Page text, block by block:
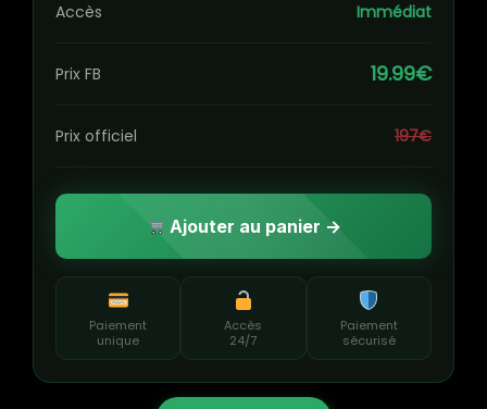
Accès Immédiat
Prix FB 19.99€
Prix officiel 197€
Ajouter au panier →
Paiement
unique
Accès
24/7
Paiement
sécurisé